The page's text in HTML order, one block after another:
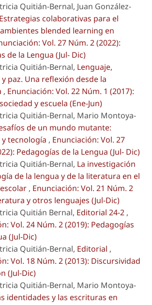
Quitián-Bernal, Juan González-
Estrategias colaborativas para el
blended learning en
Vol. 27 Núm. 2 (2022):
de la Lengua (Jul- Dic)
Quitián-Bernal, Lenguaje,
paz. Una reflexión desde la
, Enunciación: Vol. 22 Núm. 1 (2017):
y escuela (Ene-Jun)
Quitián-Bernal, Mario Montoya-
de un mundo mutante:
tecnología , Enunciación: Vol. 27
Pedagogías de la Lengua (Jul- Dic)
Quitián-Bernal, La investigación
de la lengua y de la literatura en el
, Enunciación: Vol. 21 Núm. 2
y otros lenguajes (Jul-Dic)
Quitián Bernal, Editorial 24-2 ,
Vol. 24 Núm. 2 (2019): Pedagogías
(Jul-Dic)
Quitián-Bernal, Editorial ,
Vol. 18 Núm. 2 (2013): Discursividad
(Jul-Dic)
Quitián-Bernal, Mario Montoya-
identidades y las escrituras en